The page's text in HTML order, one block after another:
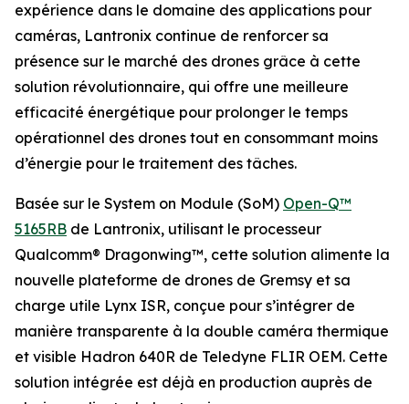
expérience dans le domaine des applications pour
caméras, Lantronix continue de renforcer sa
présence sur le marché des drones grâce à cette
solution révolutionnaire, qui offre une meilleure
efficacité énergétique pour prolonger le temps
opérationnel des drones tout en consommant moins
d’énergie pour le traitement des tâches.
Basée sur le System on Module (SoM) Open-Q™
5165RB de Lantronix, utilisant le processeur
Qualcomm® Dragonwing™, cette solution alimente la
nouvelle plateforme de drones de Gremsy et sa
charge utile Lynx ISR, conçue pour s’intégrer de
manière transparente à la double caméra thermique
et visible Hadron 640R de Teledyne FLIR OEM. Cette
solution intégrée est déjà en production auprès de